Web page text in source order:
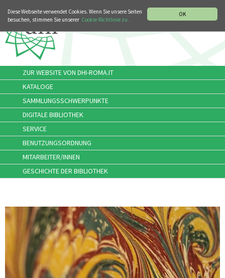
OK
Diese Webseite verwendet Cookies. Wenn Sie unsere Seiten
besuchen, stimmen Sie unserer Cookie-Richtlinie zu.
ZUR WEBSITE VON DHI-ROMA.IT
KATALOGE
SAMMLUNGSSCHWERPUNKTE
DIGITALE BIBLIOTHEK
SERVICE
BENUTZUNGSORDNUNG
MITARBEITER/INNEN
GESCHICHTE DER BIBLIOTHEK